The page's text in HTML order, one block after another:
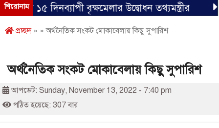
শিরোনাম
১৫ দিনব্যাপী বৃক্ষমেলার উদ্বোধন তথ্যমন্ত্রীর জ্বর
প্রচ্ছদ» » অর্থনৈতিক সংকট মোকাবেলায় কিছু সুপারিশ
অর্থনৈতিক সংকট মোকাবেলায় কিছু সুপারিশ
আপডেট: Sunday, November 13, 2022 - 7:40 pm
পঠিত হয়েছে: 307 বার